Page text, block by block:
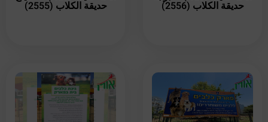
حديقة الكلاب (2556) حديقة الكلاب (2555)